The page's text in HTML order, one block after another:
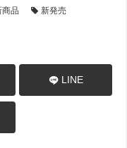
商品 新発売
LINE